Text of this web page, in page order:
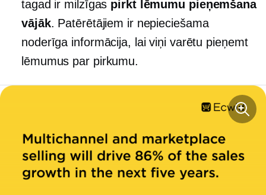
tagad ir milzīgas pirkt lēmumu pieņemšana
vājāk. Patērētājiem ir nepieciešama
noderīga informācija, lai viņi varētu pieņemt
lēmumus par pirkumu.